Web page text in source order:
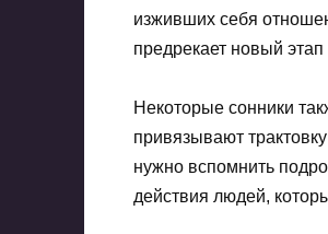
изживших себя
предрекает новый
Некоторые сонники
привязывают
нужно вспомнить
действия людей,